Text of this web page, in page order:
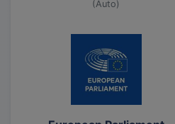
(Auto)